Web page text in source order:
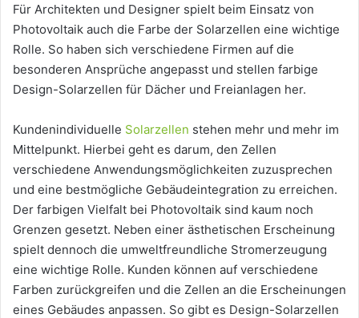
Für Architekten und Designer spielt beim Einsatz von
Photovoltaik auch die Farbe der Solarzellen eine wichtige
Rolle. So haben sich verschiedene Firmen auf die
besonderen Ansprüche angepasst und stellen farbige
Design-Solarzellen für Dächer und Freianlagen her.
Kundenindividuelle Solarzellen stehen mehr und mehr im
Mittelpunkt. Hierbei geht es darum, den Zellen
verschiedene Anwendungsmöglichkeiten zuzusprechen
und eine bestmögliche Gebäudeintegration zu erreichen.
Der farbigen Vielfalt bei Photovoltaik sind kaum noch
Grenzen gesetzt. Neben einer ästhetischen Erscheinung
spielt dennoch die umweltfreundliche Stromerzeugung
eine wichtige Rolle. Kunden können auf verschiedene
Farben zurückgreifen und die Zellen an die Erscheinungen
eines Gebäudes anpassen. So gibt es Design-Solarzellen